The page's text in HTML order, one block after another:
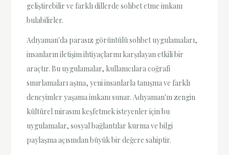
geliştirebilir ve farklı dillerde sohbet etme imkanı
bulabilirler.
Adıyaman'da parasız görüntülü sohbet uygulamaları,
insanların iletişim ihtiyaçlarını karşılayan etkili bir
araçtır. Bu uygulamalar, kullanıcılara coğrafi
sınırlamaları aşma, yeni insanlarla tanışma ve farklı
deneyimler yaşama imkanı sunar. Adıyaman'ın zengin
kültürel mirasını keşfetmek isteyenler için bu
uygulamalar, sosyal bağlantılar kurma ve bilgi
paylaşma açısından büyük bir değere sahiptir.